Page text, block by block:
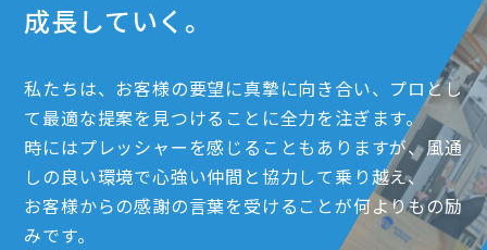
成長していく。
私たちは、お客様の要望に真摯に向き合い、プロとし
て最適な提案を見つけることに全力を注ぎます。
時にはプレッシャーを感じることもありますが、風通
しの良い環境で心強い仲間と協力して乗り越え、
お客様からの感謝の言葉を受けることが何よりもの励
みです。